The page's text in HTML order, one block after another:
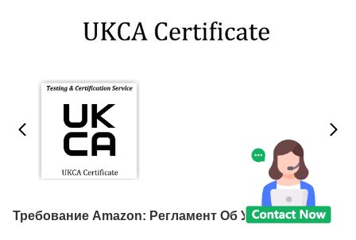
Требование Amazon: Регламент Об Упаковке